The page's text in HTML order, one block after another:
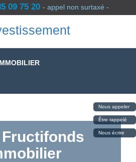
09 75 20 - appel non surtaxé -
Nous appeler
Être rappelé
Nous écrire
Fructifonds